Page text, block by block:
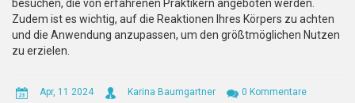
besuchen, die von erfahrenen Praktikern angeboten werden.
Zudem ist es wichtig, auf die Reaktionen Ihres Körpers zu achten
und die Anwendung anzupassen, um den größtmöglichen Nutzen
zu erzielen.
Apr, 11 2024 Karina Baumgartner
0 Kommentare